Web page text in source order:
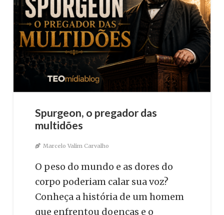
Spurgeon, o pregador das
multidões
Marcelo Valim Carvalho
O peso do mundo e as dores do
corpo poderiam calar sua voz?
Conheça a história de um homem
que enfrentou doenças e o